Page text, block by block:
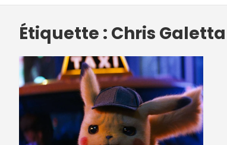
Étiquette : Chris Galetta